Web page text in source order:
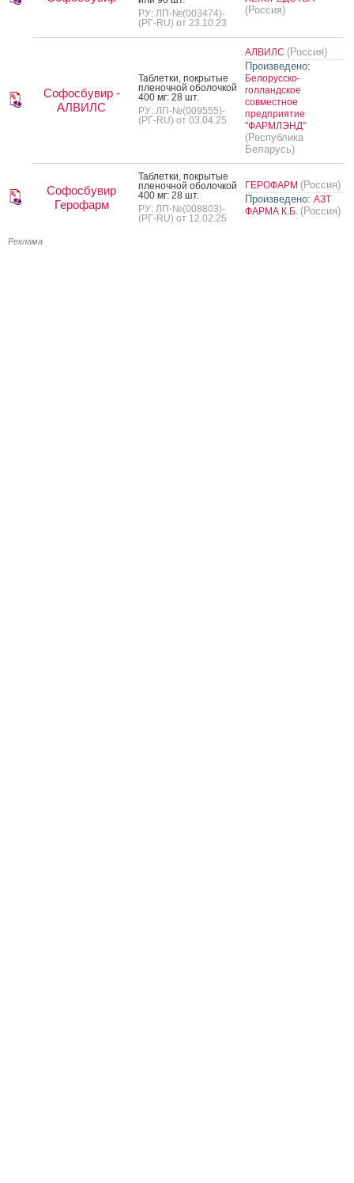
РУ: ЛП-№(003474)-
(РГ-RU) от 23.10.23
(Россия)
Софосбувир -
АЛВИЛС
Таб­летки, пок­ры­тые
пле­ноч­ной обо­лоч­кой
400 мг: 28 шт.
РУ: ЛП-№(009555)-
(РГ-RU) от 03.04.25
АЛВИЛС (Россия)
Произведено:
Белорусско-
голландское
совместное
предприятие
"ФАРМЛЭНД"
(Республика
Беларусь)
Софосбувир
Герофарм
Таб­летки, пок­ры­тые
пле­ноч­ной обо­лоч­кой
400 мг: 28 шт.
РУ: ЛП-№(008803)-
(РГ-RU) от 12.02.25
ГЕРОФАРМ (Россия)
Произведено: АЗТ
ФАРМА К.Б. (Россия)
Реклама